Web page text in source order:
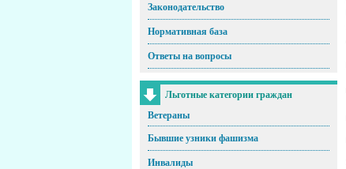
Законодательство
Нормативная база
Ответы на вопросы
Льготные категории граждан
Ветераны
Бывшие узники фашизма
Инвалиды